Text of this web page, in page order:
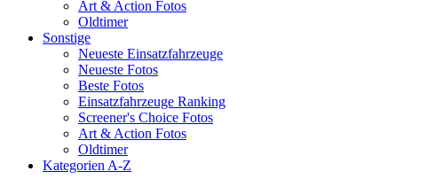
Art & Action Fotos
Oldtimer
Sonstige
Neueste Einsatzfahrzeuge
Neueste Fotos
Beste Fotos
Einsatzfahrzeuge Ranking
Screener's Choice Fotos
Art & Action Fotos
Oldtimer
Kategorien A-Z